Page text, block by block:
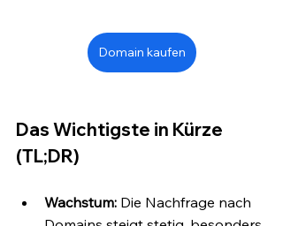
Domain kaufen
Das Wichtigste in Kürze
(TL;DR)
Wachstum: Die Nachfrage nach